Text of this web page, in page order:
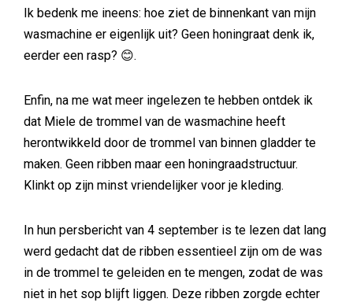
Ik bedenk me ineens: hoe ziet de binnenkant van mijn
wasmachine er eigenlijk uit? Geen honingraat denk ik,
eerder een rasp? 😊.
Enfin, na me wat meer ingelezen te hebben ontdek ik
dat Miele de trommel van de wasmachine heeft
herontwikkeld door de trommel van binnen gladder te
maken. Geen ribben maar een honingraadstructuur.
Klinkt op zijn minst vriendelijker voor je kleding.
In hun persbericht van 4 september is te lezen dat lang
werd gedacht dat de ribben essentieel zijn om de was
in de trommel te geleiden en te mengen, zodat de was
niet in het sop blijft liggen. Deze ribben zorgde echter